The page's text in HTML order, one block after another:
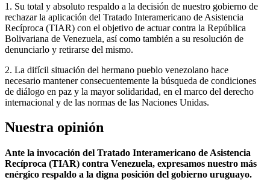
1. Su total y absoluto respaldo a la decisión de nuestro gobierno de
rechazar la aplicación del Tratado Interamericano de Asistencia
Recíproca (TIAR) con el objetivo de actuar contra la República
Bolivariana de Venezuela, así como también a su resolución de
denunciarlo y retirarse del mismo.
2. La difícil situación del hermano pueblo venezolano hace
necesario mantener consecuentemente la búsqueda de condiciones
de diálogo en paz y la mayor solidaridad, en el marco del derecho
internacional y de las normas de las Naciones Unidas.
Nuestra opinión
Ante la invocación del Tratado Interamericano de Asistencia
Recíproca (TIAR) contra Venezuela, expresamos nuestro más
enérgico respaldo a la digna posición del gobierno uruguayo.